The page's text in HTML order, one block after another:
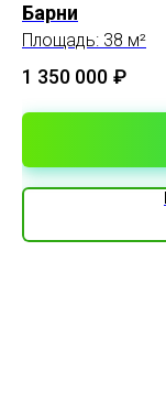
Барни
Площадь: 38 м²
1 350 000 ₽